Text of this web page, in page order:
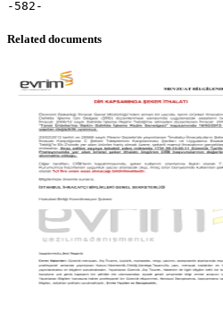
Related documents